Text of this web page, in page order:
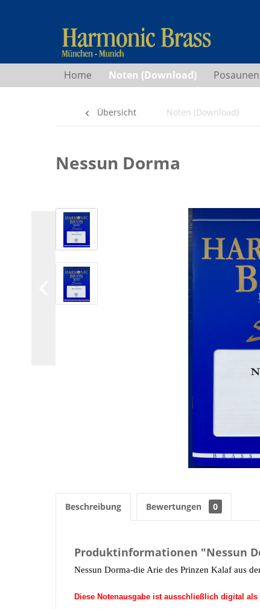
Home Noten (Download)
Übersicht Noten (Download)
Nessun Dorma
Beschreibung Bewertungen 0
Produktinformationen "Nessun
Nessun Dorma-die Arie des Prinzen Kalaf aus
Diese Notenausgabe ist ausschließlich digital